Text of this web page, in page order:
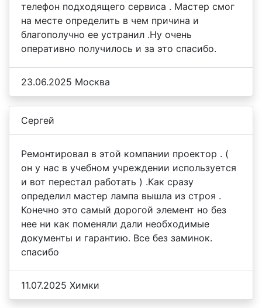
телефон подходящего сервиса . Мастер смог
на месте определить в чем причина и
благополучно ее устранил .Ну очень
оперативно получилось и за это спасибо.
23.06.2025 Москва
Сергей
Ремонтировал в этой компании проектор . (
он у нас в учебном учреждении используется
и вот перестал работать ) .Как сразу
определил мастер лампа вышла из строя .
Конечно это самый дорогой элемент но без
нее ни как поменяли дали необходимые
документы и гарантию. Все без заминок.
спасибо
11.07.2025 Химки